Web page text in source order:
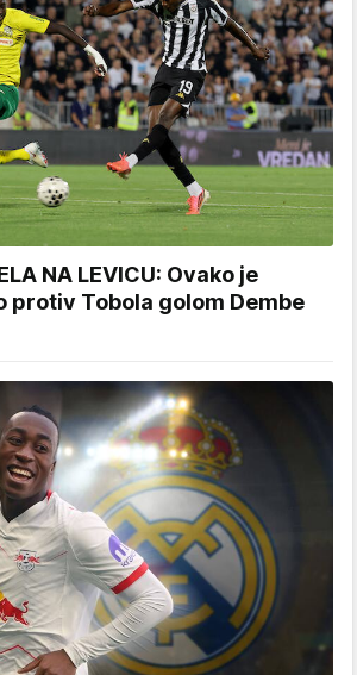
NA LEVICU: Ovako je
protiv Tobola golom Dembe